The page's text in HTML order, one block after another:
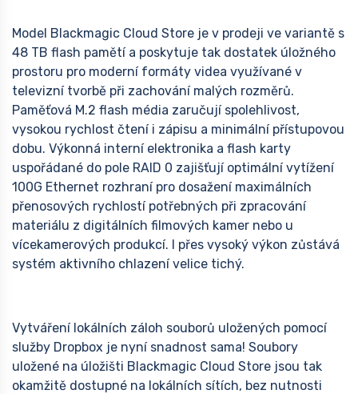
Model Blackmagic Cloud Store je v prodeji ve variantě s
48 TB flash pamětí a poskytuje tak dostatek úložného
prostoru pro moderní formáty videa využívané v
televizní tvorbě při zachování malých rozměrů.
Paměťová M.2 flash média zaručují spolehlivost,
vysokou rychlost čtení i zápisu a minimální přístupovou
dobu. Výkonná interní elektronika a flash karty
uspořádané do pole RAID 0 zajišťují optimální vytížení
100G Ethernet rozhraní pro dosažení maximálních
přenosových rychlostí potřebných při zpracování
materiálu z digitálních filmových kamer nebo u
vícekamerových produkcí. I přes vysoký výkon zůstává
systém aktivního chlazení velice tichý.
Vytváření lokálních záloh souborů uložených pomocí
služby Dropbox je nyní snadnost sama! Soubory
uložené na úložišti Blackmagic Cloud Store jsou tak
okamžitě dostupné na lokálních sítích, bez nutnosti